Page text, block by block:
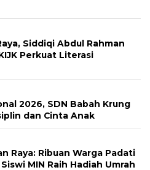
Siddiqi Abdul Rahman
Perkuat Literasi
2026, SDN Babah Krung
dan Cinta Anak
Raya: Ribuan Warga Padati
MIN Raih Hadiah Umrah